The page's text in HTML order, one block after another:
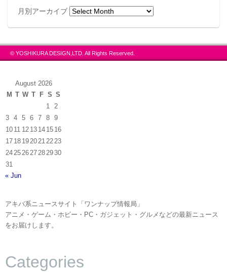
月別アーカイブ
© YOSHIKURA DESIGN,LTD. All Rights Reserved.
August 2026
M T W T F S S
1
2
3
4 5 6 7 8
9
10 11 12 13 14 15 16
17 18 1920212223
24252627282930
31
« Jun
アキバ系ニュースサイト「ワンナップ情報局」
アニメ・ゲーム・ホビー・PC・ガジェット・グルメなどの最新ニュース
をお届けします。
Categories